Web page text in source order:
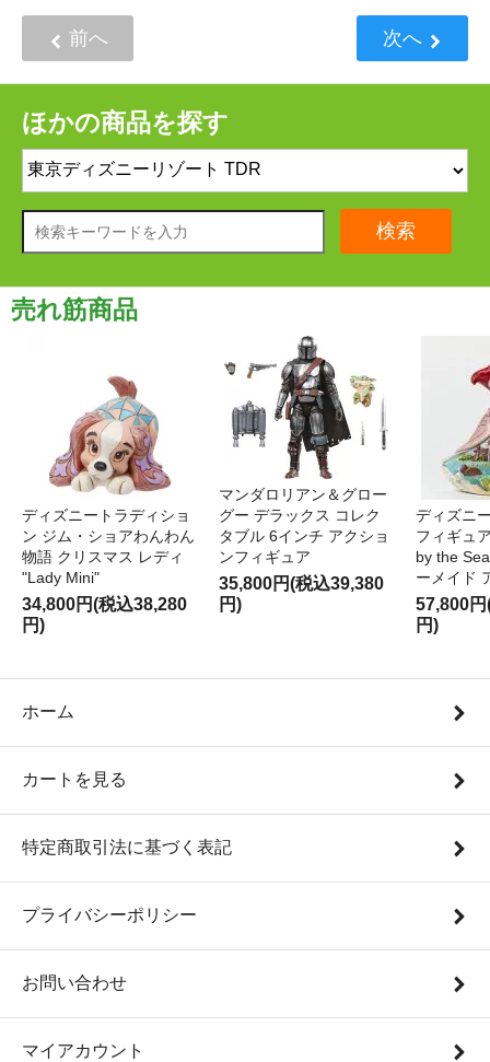
前へ 次へ
ほかの商品を探す
検索
売れ筋商品
ディズニートラディショ
ン ジム・ショアわんわん
物語 クリスマス レディ
"Lady Mini"
34,800円(税込38,280
円)
マンダロリアン＆グロー
グー デラックス コレク
タブル 6インチ アクショ
ンフィギュア
35,800円(税込39,380
円)
ディズニ
フィギュ
by the
ーメイド
57,800
円)
ホーム
カートを見る
特定商取引法に基づく表記
プライバシーポリシー
お問い合わせ
マイアカウント